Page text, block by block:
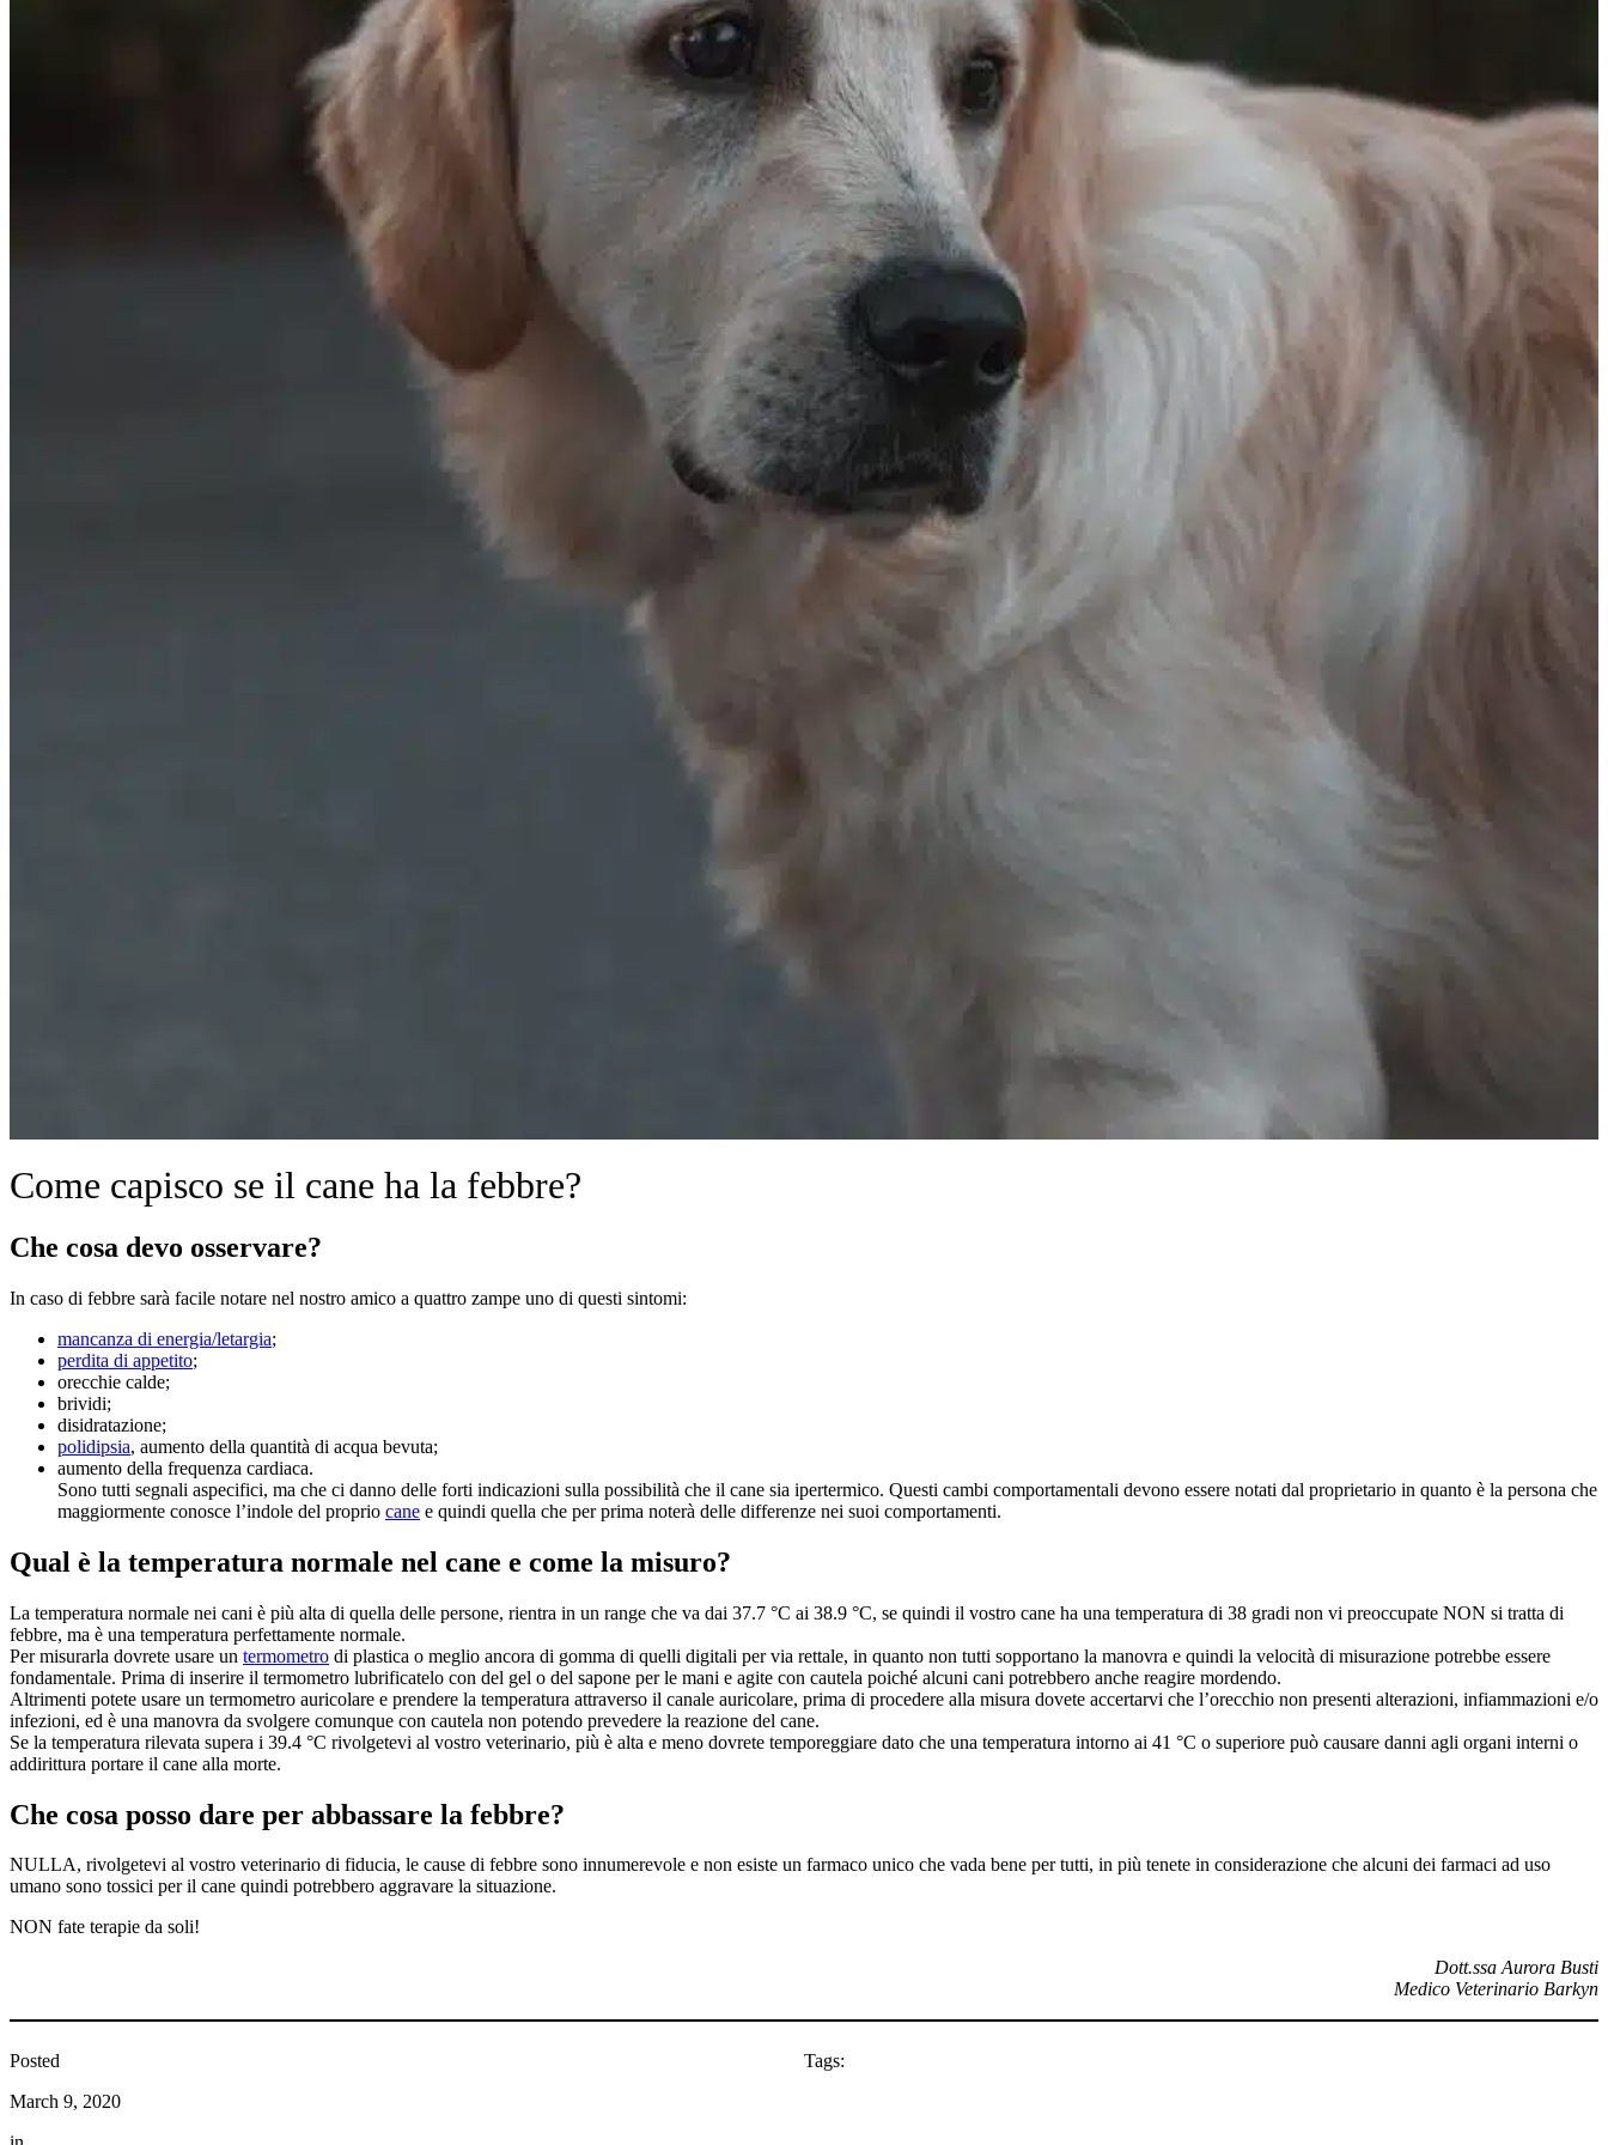
Come capisco se il cane ha la febbre?
Che cosa devo osservare?
In caso di febbre sarà facile notare nel nostro amico a quattro zampe uno di questi sintomi:
mancanza di energia/letargia;
perdita di appetito;
orecchie calde;
brividi;
disidratazione;
polidipsia, aumento della quantità di acqua bevuta;
aumento della frequenza cardiaca.
Sono tutti segnali aspecifici, ma che ci danno delle forti indicazioni sulla possibilità che il cane sia ipertermico. Questi cambi comportamentali devono essere notati dal proprietario in quanto è la persona che
maggiormente conosce l’indole del proprio cane e quindi quella che per prima noterà delle differenze nei suoi comportamenti.
Qual è la temperatura normale nel cane e come la misuro?
La temperatura normale nei cani è più alta di quella delle persone, rientra in un range che va dai 37.7 °C ai 38.9 °C, se quindi il vostro cane ha una temperatura di 38 gradi non vi preoccupate NON si tratta di
febbre, ma è una temperatura perfettamente normale.
Per misurarla dovrete usare un termometro di plastica o meglio ancora di gomma di quelli digitali per via rettale, in quanto non tutti sopportano la manovra e quindi la velocità di misurazione potrebbe essere
fondamentale. Prima di inserire il termometro lubrificatelo con del gel o del sapone per le mani e agite con cautela poiché alcuni cani potrebbero anche reagire mordendo.
Altrimenti potete usare un termometro auricolare e prendere la temperatura attraverso il canale auricolare, prima di procedere alla misura dovete accertarvi che l’orecchio non presenti alterazioni, infiammazioni e/o
infezioni, ed è una manovra da svolgere comunque con cautela non potendo prevedere la reazione del cane.
Se la temperatura rilevata supera i 39.4 °C rivolgetevi al vostro veterinario, più è alta e meno dovrete temporeggiare dato che una temperatura intorno ai 41 °C o superiore può causare danni agli organi interni o
addirittura portare il cane alla morte.
Che cosa posso dare per abbassare la febbre?
NULLA, rivolgetevi al vostro veterinario di fiducia, le cause di febbre sono innumerevole e non esiste un farmaco unico che vada bene per tutti, in più tenete in considerazione che alcuni dei farmaci ad uso
umano sono tossici per il cane quindi potrebbero aggravare la situazione.
NON fate terapie da soli!
Dott.ssa Aurora Busti
Medico Veterinario Barkyn
Posted
March 9, 2020
Tags: